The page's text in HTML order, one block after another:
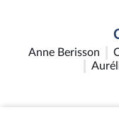
Anne Berisson